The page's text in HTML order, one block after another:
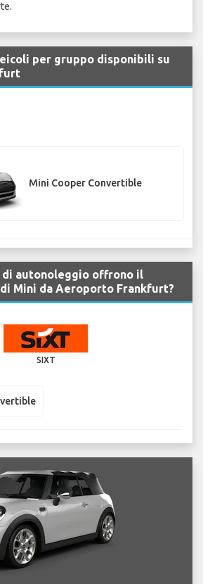
per gruppo disponibili su
Mini Cooper Convertible
di autonoleggio offrono il
Mini da Aeroporto Frankfurt?
SIXT